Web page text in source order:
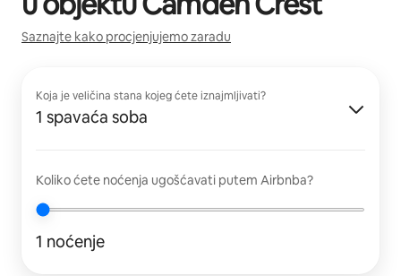
Saznajte kako procjenjujemo zaradu
Koja je veličina stana kojeg ćete iznajmljivati?
1 spavaća soba
Koliko ćete noćenja ugošćavati putem Airbnba?
1 noćenje